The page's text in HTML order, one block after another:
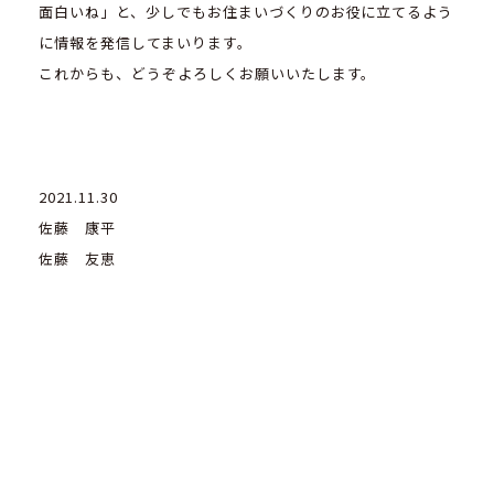
面白いね」と、少しでもお住まいづくりのお役に立てるよう
に情報を発信してまいります。
これからも、どうぞよろしくお願いいたします。
2021.11.30
佐藤 康平
佐藤 友恵